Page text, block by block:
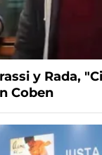
y Rada,
Coben